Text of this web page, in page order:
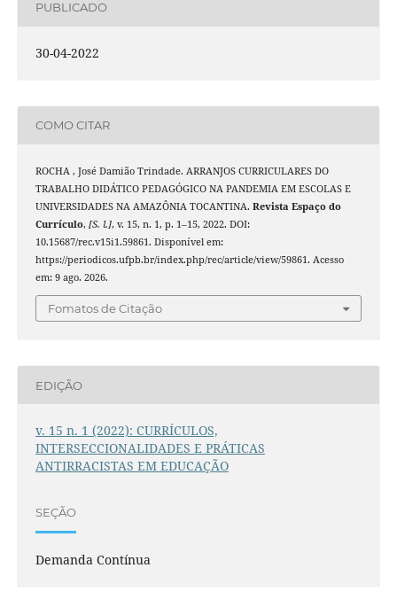
PUBLICADO
30-04-2022
COMO CITAR
ROCHA , José Damião Trindade. ARRANJOS CURRICULARES DO
TRABALHO DIDÁTICO PEDAGÓGICO NA PANDEMIA EM ESCOLAS E
UNIVERSIDADES NA AMAZÔNIA TOCANTINA. Revista Espaço do
Currículo, [S. l.], v. 15, n. 1, p. 1–15, 2022. DOI:
10.15687/rec.v15i1.59861. Disponível em:
https://periodicos.ufpb.br/index.php/rec/article/view/59861. Acesso
em: 9 ago. 2026.
Fomatos de Citação
EDIÇÃO
v. 15 n. 1 (2022): CURRÍCULOS,
INTERSECCIONALIDADES E PRÁTICAS
ANTIRRACISTAS EM EDUCAÇÃO
SEÇÃO
Demanda Contínua